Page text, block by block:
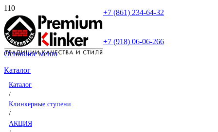
+7 (861) 234-64-32
+7 (918) 06-06-266
Основное меню
Каталог
Каталог
/
Клинкерные ступени
/
АКЦИЯ